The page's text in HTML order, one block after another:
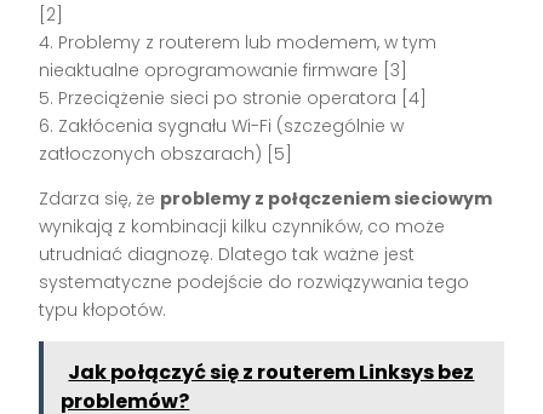
[2]
4. Problemy z routerem lub modemem, w tym
nieaktualne oprogramowanie firmware [3]
5. Przeciążenie sieci po stronie operatora [4]
6. Zakłócenia sygnału Wi-Fi (szczególnie w
zatłoczonych obszarach) [5]
Zdarza się, że problemy z połączeniem sieciowym
wynikają z kombinacji kilku czynników, co może
utrudniać diagnozę. Dlatego tak ważne jest
systematyczne podejście do rozwiązywania tego
typu kłopotów.
Jak połączyć się z routerem Linksys bez
problemów?